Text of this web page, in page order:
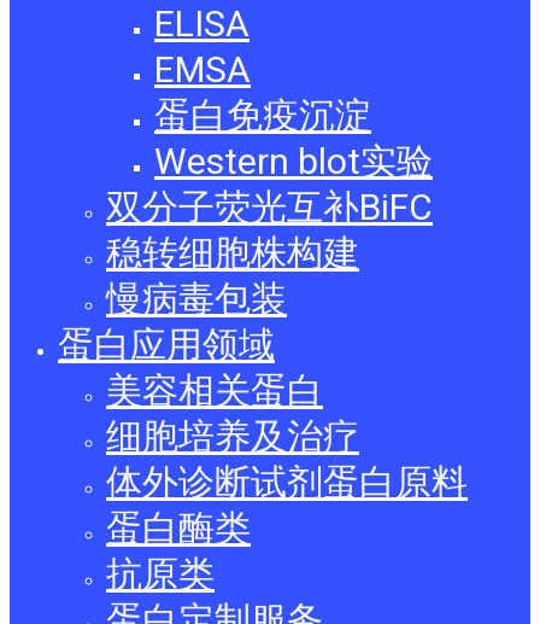
ELISA
EMSA
蛋白免疫沉淀
Western blot实验
双分子荧光互补BiFC
稳转细胞株构建
慢病毒包装
蛋白应用领域
美容相关蛋白
细胞培养及治疗
体外诊断试剂蛋白原料
蛋白酶类
抗原类